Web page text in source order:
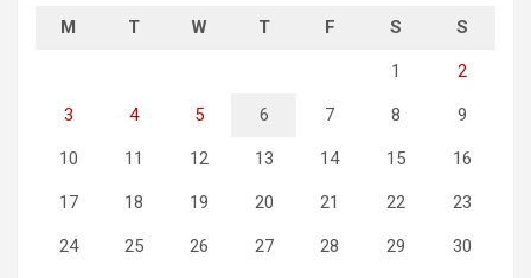
M T W T F S S
1 2
3 4 5 6 7 8 9
10 11 12 13 14 15 16
17 18 19 20 21 22 23
24 25 26 27 28 29 30